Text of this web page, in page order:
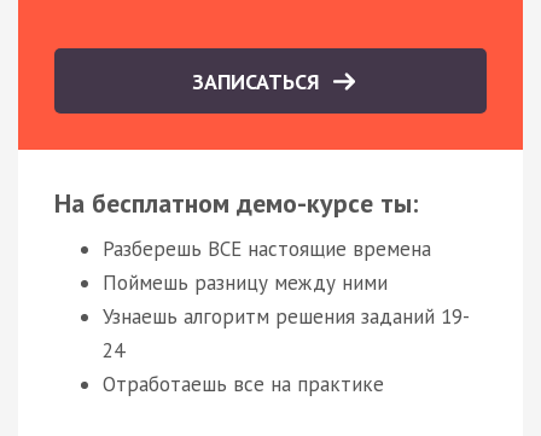
ЗАПИСАТЬСЯ
На бесплатном демо-курсе ты:
Разберешь ВСЕ настоящие времена
Поймешь разницу между ними
Узнаешь алгоритм решения заданий 19-
24
Отработаешь все на практике